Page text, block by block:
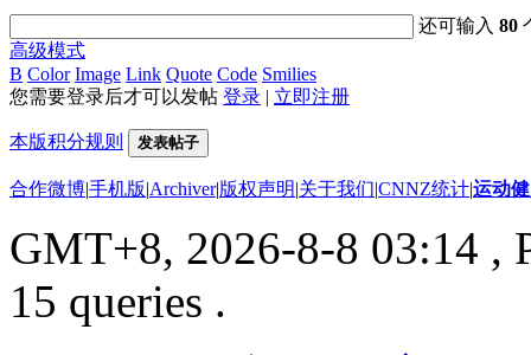
还可输入80
高级模式
B Color Image Link Quote Code Smilies
您需要登录后才可以发帖 登录 | 立即注册
本版积分规则 发表帖子
合作微博|手机版|Archiver|版权声明|关于我们|CNNZ统计|运动
GMT+8, 2026-8-8 03:14 ,
15 queries .